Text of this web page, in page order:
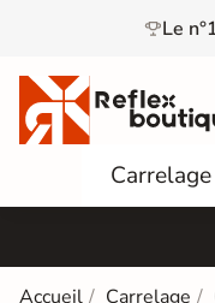
Le
Carrelage
Carrelage
Extérieur
Douche
Contrecollé
TYPE
Accueil Carrelage